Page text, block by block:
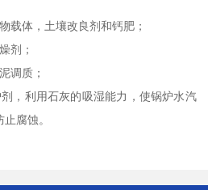
载体，土壤改良剂和钙肥；
剂；
调质；
剂，利用石灰的吸湿能力，使锅炉水汽
腐蚀。